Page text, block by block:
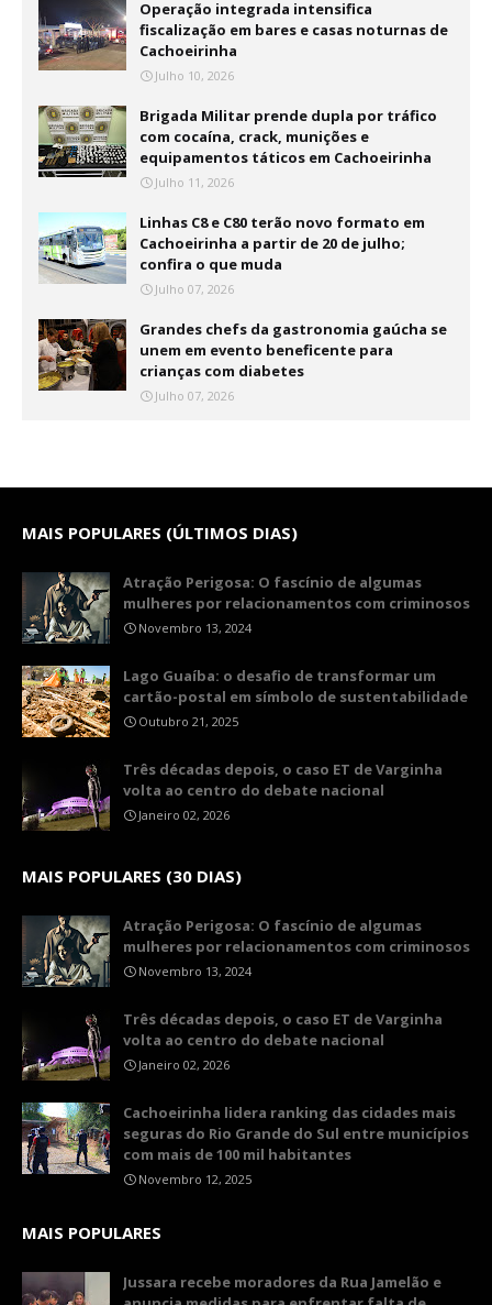
Operação integrada intensifica
fiscalização em bares e casas noturnas de
Cachoeirinha
Julho 10, 2026
Brigada Militar prende dupla por tráfico
com cocaína, crack, munições e
equipamentos táticos em Cachoeirinha
Julho 11, 2026
Linhas C8 e C80 terão novo formato em
Cachoeirinha a partir de 20 de julho;
confira o que muda
Julho 07, 2026
Grandes chefs da gastronomia gaúcha se
unem em evento beneficente para
crianças com diabetes
Julho 07, 2026
MAIS POPULARES (ÚLTIMOS DIAS)
Atração Perigosa: O fascínio de algumas
mulheres por relacionamentos com criminosos
Novembro 13, 2024
Lago Guaíba: o desafio de transformar um
cartão-postal em símbolo de sustentabilidade
Outubro 21, 2025
Três décadas depois, o caso ET de Varginha
volta ao centro do debate nacional
Janeiro 02, 2026
MAIS POPULARES (30 DIAS)
Atração Perigosa: O fascínio de algumas
mulheres por relacionamentos com criminosos
Novembro 13, 2024
Três décadas depois, o caso ET de Varginha
volta ao centro do debate nacional
Janeiro 02, 2026
Cachoeirinha lidera ranking das cidades mais
seguras do Rio Grande do Sul entre municípios
com mais de 100 mil habitantes
Novembro 12, 2025
MAIS POPULARES
Jussara recebe moradores da Rua Jamelão e